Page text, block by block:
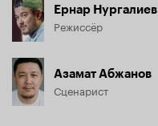
Ернар Нургалиев
Режиссёр
Азамат Абжанов
Сценарист